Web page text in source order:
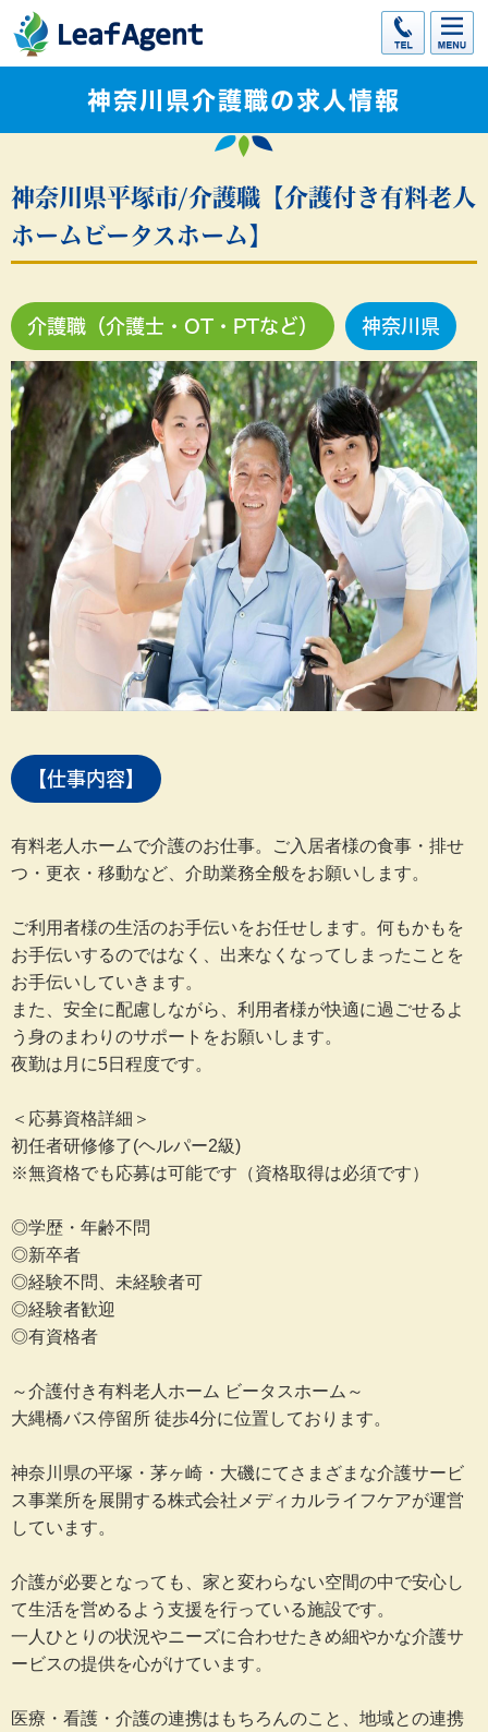
神奈川県介護職の求人情報
神奈川県平塚市/介護職【介護付き有料老人
ホームビータスホーム】
介護職（介護士・OT・PTなど） 神奈川県
【仕事内容】
有料老人ホームで介護のお仕事。ご入居者様の食事・排せ
つ・更衣・移動など、介助業務全般をお願いします。
ご利用者様の生活のお手伝いをお任せします。何もかもを
お手伝いするのではなく、出来なくなってしまったことを
お手伝いしていきます。
また、安全に配慮しながら、利用者様が快適に過ごせるよ
う身のまわりのサポートをお願いします。
夜勤は月に5日程度です。
＜応募資格詳細＞
初任者研修修了(ヘルパー2級)
※無資格でも応募は可能です（資格取得は必須です）
◎学歴・年齢不問
◎新卒者
◎経験不問、未経験者可
◎経験者歓迎
◎有資格者
～介護付き有料老人ホーム ビータスホーム～
大縄橋バス停留所 徒歩4分に位置しております。
神奈川県の平塚・茅ヶ崎・大磯にてさまざまな介護サービ
ス事業所を展開する株式会社メディカルライフケアが運営
しています。
介護が必要となっても、家と変わらない空間の中で安心し
て生活を営めるよう支援を行っている施設です。
一人ひとりの状況やニーズに合わせたきめ細やかな介護サ
ービスの提供を心がけています。
医療・看護・介護の連携はもちろんのこと、地域との連携